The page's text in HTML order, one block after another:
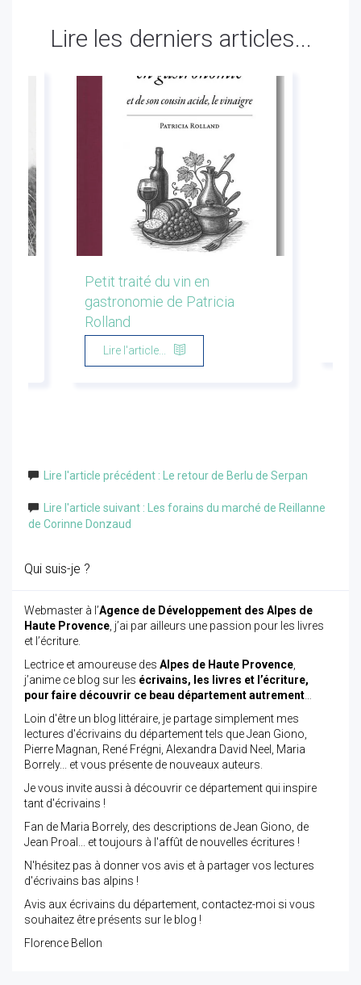
Lire les derniers articles...
Petit traité du vin en
gastronomie de Patricia
Rolland
Lire l'article...
Lire l'article précédent : Le retour de Berlu de Serpan
Lire l'article suivant : Les forains du marché de Reillanne
de Corinne Donzaud
Qui suis-je ?
Webmaster à l’Agence de Développement des Alpes de
Haute Provence , j’ai par ailleurs une passion pour les livres
et l’écriture.
Lectrice et amoureuse des Alpes de Haute Provence
j’anime ce blog sur les écrivains, les livres et l’écriture,
pour faire découvrir ce beau département autrement
Loin d'être un blog littéraire, je partage simplement mes
lectures d'écrivains du département tels que Jean Giono,
Pierre Magnan, René Frégni, Alexandra David Neel, Maria
Borrely... et vous présente de nouveaux auteurs.
Je vous invite aussi à découvrir ce département qui inspire
tant d'écrivains !
Fan de Maria Borrely, des descriptions de Jean Giono, de
Jean Proal... et toujours à l'affût de nouvelles écritures !
N'hésitez pas à donner vos avis et à partager vos lectures
d'écrivains bas alpins !
Avis aux écrivains du département, contactez-moi si vous
souhaitez être présents sur le blog !
Florence Bellon